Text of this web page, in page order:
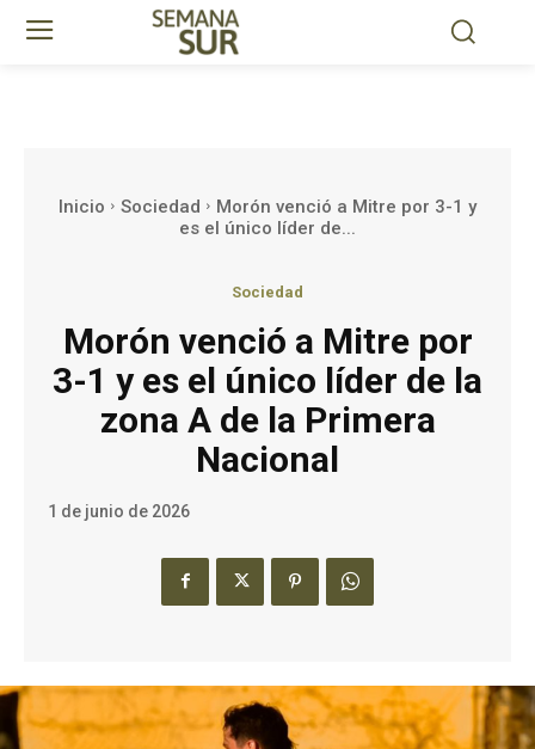
Inicio Sociedad
Morón venció a Mitre por 3-1 y
es el único líder de...
Sociedad
Morón venció a Mitre por
3-1 y es el único líder de la
zona A de la Primera
Nacional
1 de junio de 2026